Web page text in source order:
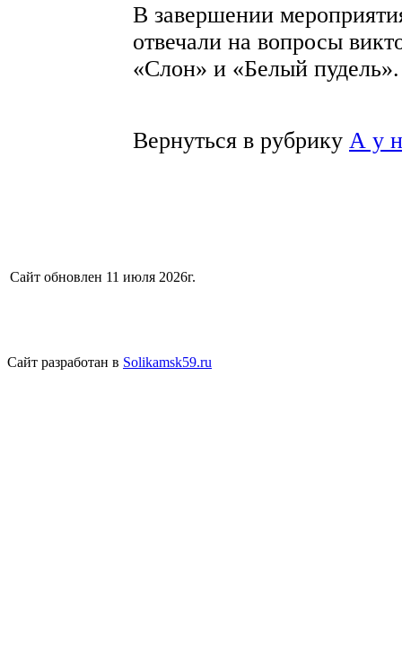
В завершении
отвечали на вопросы
«Слон» и «Белый пудель».
Вернуться в рубрику А у
Сайт обновлен 11 июля 2026г.
Сайт разработан в Solikamsk59.ru